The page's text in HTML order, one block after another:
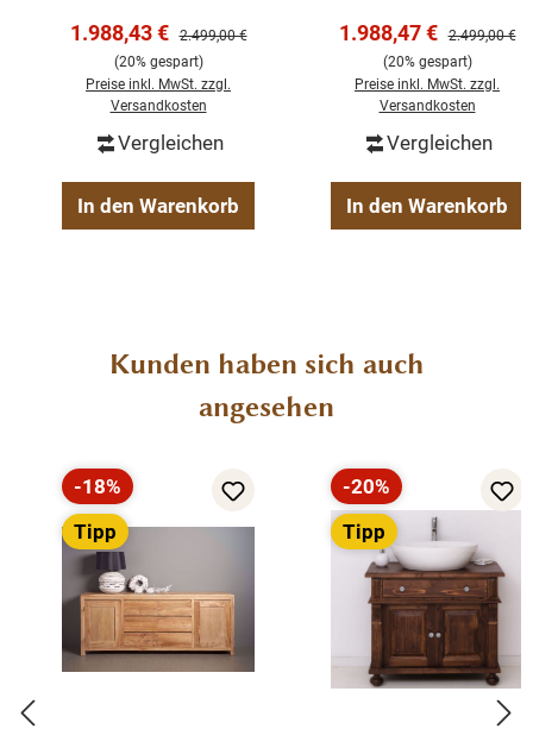
Die Abmessungen: Höhe 210 cm - Breite 220 cm - Tiefe 50
fertig montiert
Massivholz & Metall
Schubladen
200 cm
Verkaufspreis:
1.988,43 € Regulärer Preis:
2.499,00 €
(20% gespart)
Preise inkl. MwSt. zzgl.
Versandkosten
Vergleichen
In den Warenkorb
Schwarz 200 cm
Verkaufspreis:
1.988,47 € Regulärer
2.499,00 €
(20% gespart)
Preise inkl. MwSt. zzgl.
Versandkosten
Vergleichen
In den Warenkorb
Produktgalerie überspringen
Kunden haben sich auch
angesehen
Rabatt
-18%
Tipp
Rabatt
-20%
Tipp